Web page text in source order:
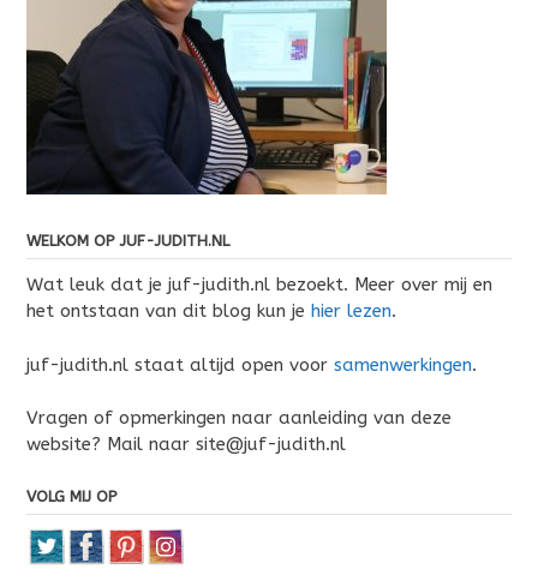
WELKOM OP JUF-JUDITH.NL
Wat leuk dat je juf-judith.nl bezoekt. Meer over mij en
het ontstaan van dit blog kun je hier lezen.
juf-judith.nl staat altijd open voor samenwerkingen.
Vragen of opmerkingen naar aanleiding van deze
website? Mail naar site@juf-judith.nl
VOLG MIJ OP